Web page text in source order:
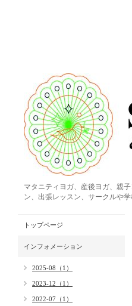
マタニティヨガ、産後ヨガ、親
ン、出張レッスン、サークルや
トップページ
インフォメーション
2025-08（1）
2023-12（1）
2022-07（1）